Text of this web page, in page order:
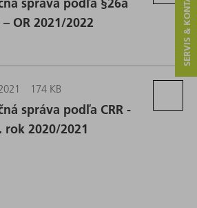
– OR 2021/2022
174 KB
správa podľa CRR -
rok 2020/2021
SERVIS & KONTAKT